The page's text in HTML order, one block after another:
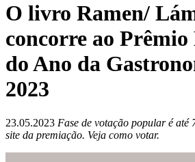
O livro Ramen/
concorre ao Prêmio
do Ano da
2023
23.05.2023 Fase de votação popular é até
site da premiação. Veja como votar.